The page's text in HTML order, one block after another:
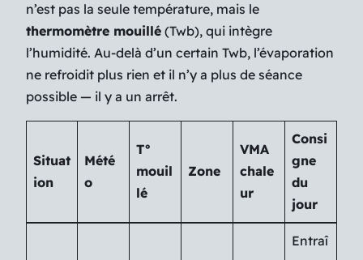
n’est pas la seule température, mais le
thermomètre mouillé (Twb), qui intègre
l’humidité. Au-delà d’un certain Twb, l’évaporation
ne refroidit plus rien et il n’y a plus de séance
possible — il y a un arrêt.
Situat
ion
Mété
o
T°
mouil
lé
Zone
VMA
chale
ur
Consi
gne
du
jour
Entraî